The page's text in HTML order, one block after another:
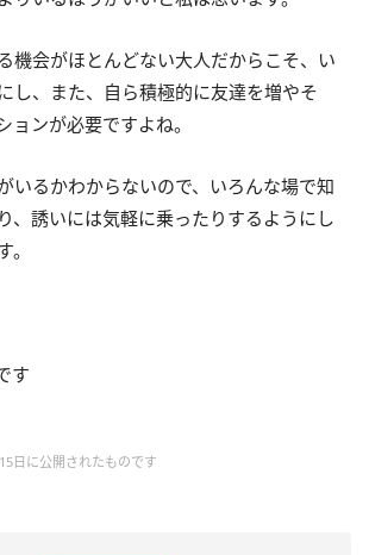
機会がほとんどない大人だからこそ、い
し、また、自ら積極的に友達を増やそ
ンが必要ですよね。
いるかわからないので、いろんな場で知
、誘いには気軽に乗ったりするようにし
す
日に公開されたものです